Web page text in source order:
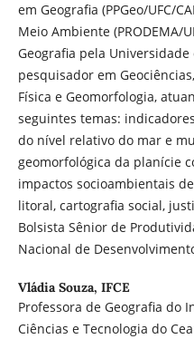
em Geografia (PPGeo/UFC/
Meio Ambiente (PRODEMA/
Geografia pela Universidade
pesquisador em
Física e Geomorfologia,
seguintes temas:
do nível relativo do mar e
geomorfológica da planície
impactos socioambientais
litoral, cartografia social,
Bolsista Sênior de
Nacional de
Vládia Souza, IFCE
Professora de Geografia do
Ciências e Tecnologia do